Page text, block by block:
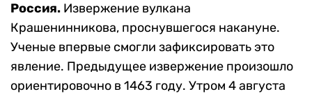
Россия. Извержение вулкана
Крашенинникова, проснувшегося накануне.
Ученые впервые смогли зафиксировать это
явление. Предыдущее извержение произошло
ориентировочно в 1463 году. Утром 4 августа